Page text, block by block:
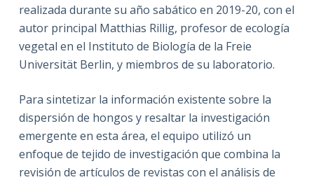
realizada durante su año sabático en 2019-20, con el
autor principal Matthias Rillig, profesor de ecología
vegetal en el Instituto de Biología de la Freie
Universität Berlin, y miembros de su laboratorio.
Para sintetizar la información existente sobre la
dispersión de hongos y resaltar la investigación
emergente en esta área, el equipo utilizó un
enfoque de tejido de investigación que combina la
revisión de artículos de revistas con el análisis de